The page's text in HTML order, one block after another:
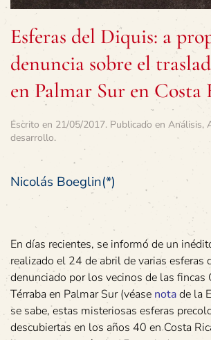
Esferas del Diquis: a
denuncia sobre el
en Palmar Sur en Costa
Escrito en 21/05/2017. Publicado en Análisis,
desarrollo.
Nicolás Boeglin(*)
En días recientes, se informó de un
realizado el 24 de abril de varias esferas
denunciado por los vecinos de las fincas
Térraba en Palmar Sur (véase notade la
se sabe, estas misteriosas esferas
descubiertas en los años 40 en Costa